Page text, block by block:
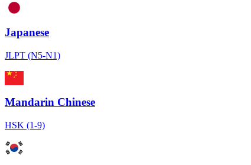
Japanese
JLPT (N5-N1)
Mandarin Chinese
HSK (1-9)